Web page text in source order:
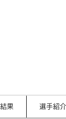
果 選手紹介